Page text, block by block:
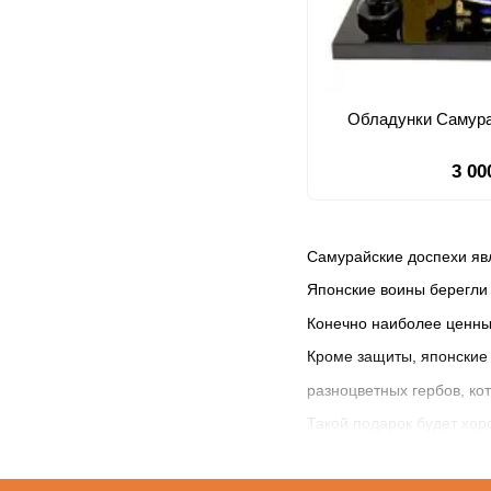
Самурайские доспехи
Японские воины берегли
Конечно наиболее
Кроме защиты,
разноцветных гербов,
Такой подарок будет
Обладунки
3